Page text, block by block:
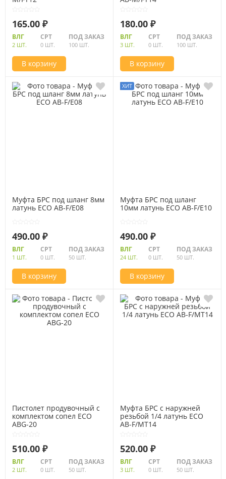
165.00 ₽
ВЛГ
2 ШТ.
СРТ
0 ШТ.
ПОД ЗАКАЗ
100 ШТ.
В корзину
180.00 ₽
ВЛГ
3 ШТ.
СРТ
0 ШТ.
ПОД ЗАКАЗ
100 ШТ.
В корзину
Муфта БРС под шланг 8мм
латунь ECO AB-F/E08
490.00 ₽
ВЛГ
1 ШТ.
СРТ
0 ШТ.
ПОД ЗАКАЗ
50 ШТ.
В корзину
Муфта БРС под шланг
10мм латунь ECO AB-F/E10
490.00 ₽
ВЛГ
24 ШТ.
СРТ
0 ШТ.
ПОД ЗАКАЗ
50 ШТ.
В корзину
Пистолет продувочный c
комплектом сопел ECO
ABG-20
510.00 ₽
ВЛГ
2 ШТ.
СРТ
0 ШТ.
ПОД ЗАКАЗ
50 ШТ.
Муфта БРС с наружней
резьбой 1/4 латунь ECO
AB-F/MT14
520.00 ₽
ВЛГ
3 ШТ.
СРТ
0 ШТ.
ПОД ЗАКАЗ
50 ШТ.